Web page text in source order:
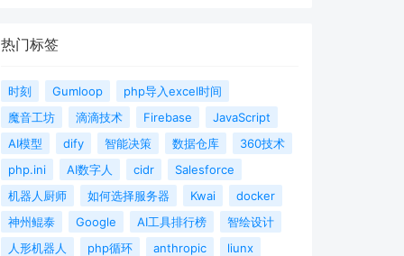
热门标签
时刻 Gumloop
php导入excel时间
魔音工坊
滴滴技术 Firebase
JavaScript
AI模型
dify 智能决策 数据仓库
360技术
php.ini
AI数字人 cidr
Salesforce
机器人厨师
如何选择服务器 Kwai
docker
神州鲲泰
Google AI工具排行榜
智绘设计
人形机器人
php循环 anthropic
liunx